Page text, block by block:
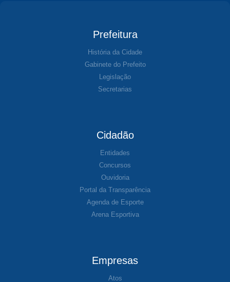
Prefeitura
História da Cidade
Gabinete do Prefeito
Legislação
Secretarias
Cidadão
Entidades
Concursos
Ouvidoria
Portal da Transparência
Agenda de Esporte
Arena Esportiva
Empresas
Atos